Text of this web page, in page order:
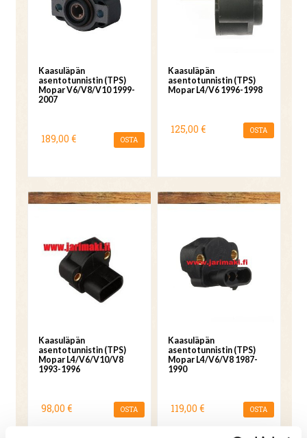
Kaasuläpän
asentotunnistin (TPS)
Mopar V6/V8/V10 1999-
2007
189,00 € OSTA
Kaasuläpän
asentotunnistin (TPS)
Mopar L4/V6 1996-1998
125,00 € OSTA
Kaasuläpän
asentotunnistin (TPS)
Mopar L4/V6/V10/V8
1993-1996
98,00 € OSTA
Kaasuläpän
asentotunnistin (TPS)
Mopar L4/V6/V8 1987-
1990
119,00 € OSTA